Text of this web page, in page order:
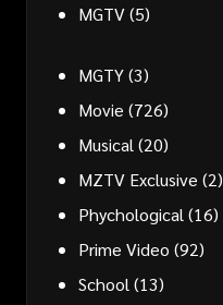
MGTV(5)
MGTY(3)
Movie (726)
Musical (20)
MZTV Exclusive (2)
Phychological (16)
Prime Video (92)
School (13)